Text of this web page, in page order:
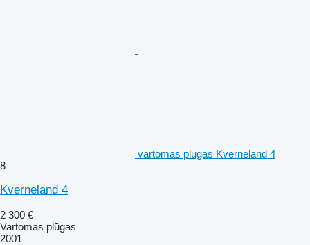
vartomas plūgas Kverneland 4
8
Kverneland 4
2 300 €
Vartomas plūgas
2001